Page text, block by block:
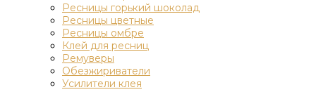
Ресницы горький шоколад
Ресницы цветные
Ресницы омбре
Клей для ресниц
Ремуверы
Обезжириватели
Усилители клея